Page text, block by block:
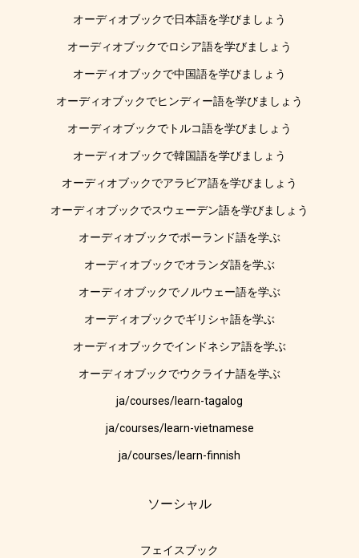
オーディオブックで日本語を学びましょう
オーディオブックでロシア語を学びましょう
オーディオブックで中国語を学びましょう
オーディオブックでヒンディー語を学びましょう
オーディオブックでトルコ語を学びましょう
オーディオブックで韓国語を学びましょう
オーディオブックでアラビア語を学びましょう
オーディオブックでスウェーデン語を学びましょう
オーディオブックでポーランド語を学ぶ
オーディオブックでオランダ語を学ぶ
オーディオブックでノルウェー語を学ぶ
オーディオブックでギリシャ語を学ぶ
オーディオブックでインドネシア語を学ぶ
オーディオブックでウクライナ語を学ぶ
ja/courses/learn-tagalog
ja/courses/learn-vietnamese
ja/courses/learn-finnish
ソーシャル
フェイスブック